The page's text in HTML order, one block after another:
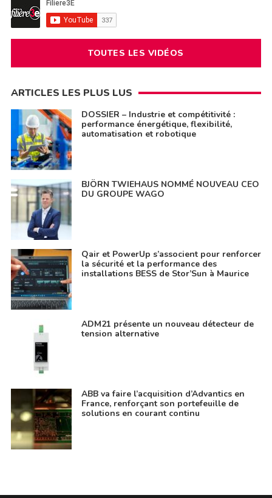
TOUTES LES VIDÉOS
ARTICLES LES PLUS LUS
DOSSIER – Industrie et compétitivité :
performance énergétique, flexibilité,
automatisation et robotique
BJÖRN TWIEHAUS NOMMÉ NOUVEAU CEO
DU GROUPE WAGO
Qair et PowerUp s’associent pour renforcer
la sécurité et la performance des
installations BESS de Stor’Sun à Maurice
ADM21 présente un nouveau détecteur de
tension alternative
ABB va faire l’acquisition d’Advantics en
France, renforçant son portefeuille de
solutions en courant continu